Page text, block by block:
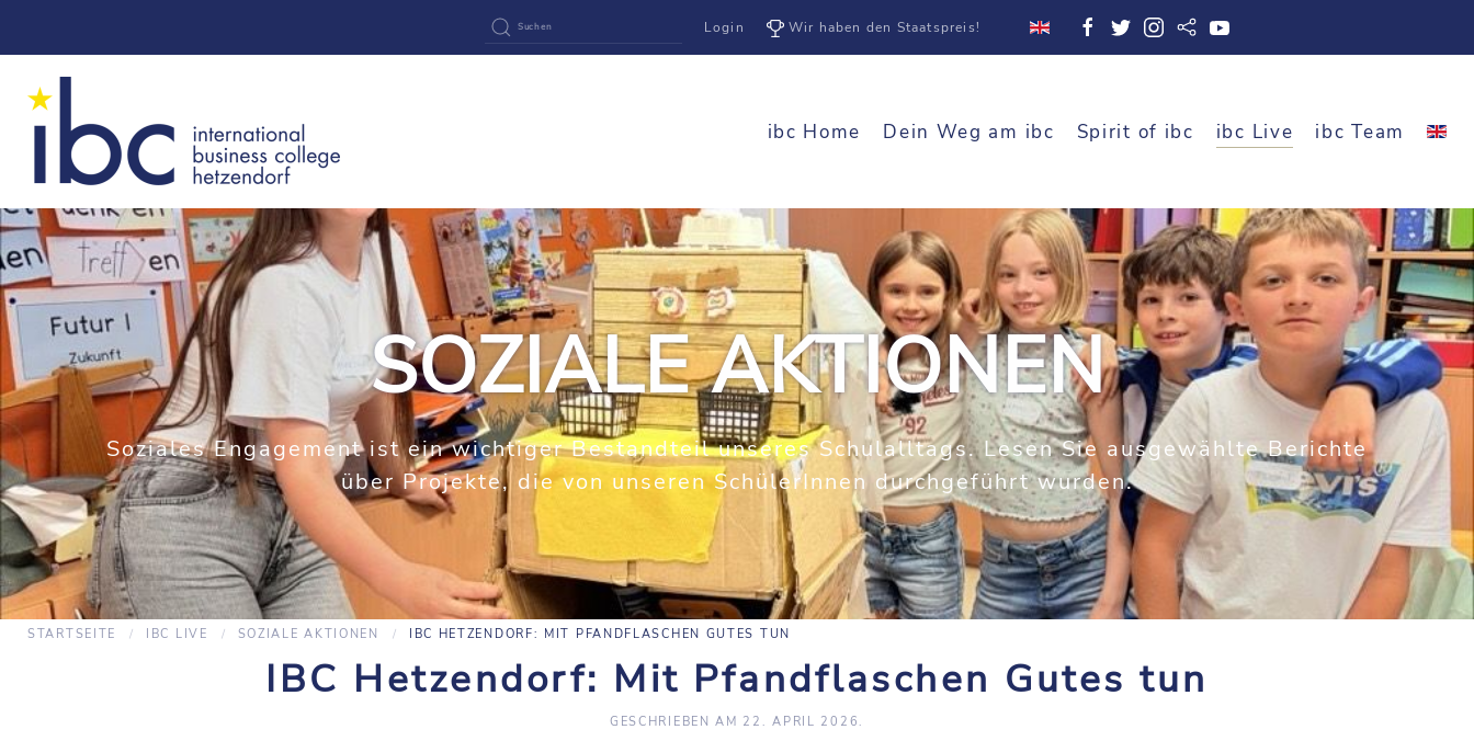
Login Wir haben den Staatspreis!
ibc Home Dein Weg am ibc Spirit of ibc ibc Live ibc Team
SOZIALE AKTIONEN
Soziales Engagement ist ein wichtiger Bestandteil unseres Schulalltags. Lesen Sie ausgewählte Berichte
über Projekte, die von unseren SchülerInnen durchgeführt wurden.
STARTSEITE IBC LIVE SOZIALE AKTIONEN IBC HETZENDORF: MIT PFANDFLASCHEN GUTES TUN
IBC Hetzendorf: Mit Pfandflaschen Gutes tun
GESCHRIEBEN AM 22. APRIL 2026.